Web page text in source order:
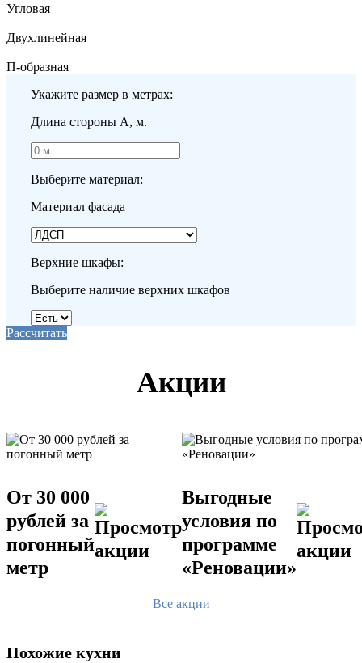
Угловая
Двухлинейная
П-образная
Укажите размер в метрах:
Длина стороны A, м.
Выберите материал:
Материал фасада
Верхние шкафы:
Выберите наличие верхних шкафов
Рассчитать
Акции
От 30 000
рублей за
погонный
метр
Выгодные
условия по
программе
«Реновации»
Все акции
Похожие кухни